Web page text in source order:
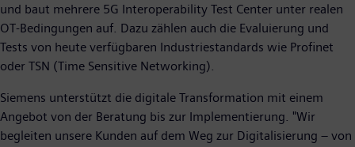
und baut mehrere 5G Interoperability Test Center unter realen
OT-Bedingungen auf. Dazu zählen auch die Evaluierung und
Tests von heute verfügbaren Industriestandards wie Profinet
oder TSN (Time Sensitive Networking).
Siemens unterstützt die digitale Transformation mit einem
Angebot von der Beratung bis zur Implementierung. "Wir
begleiten unsere Kunden auf dem Weg zur Digitalisierung – von